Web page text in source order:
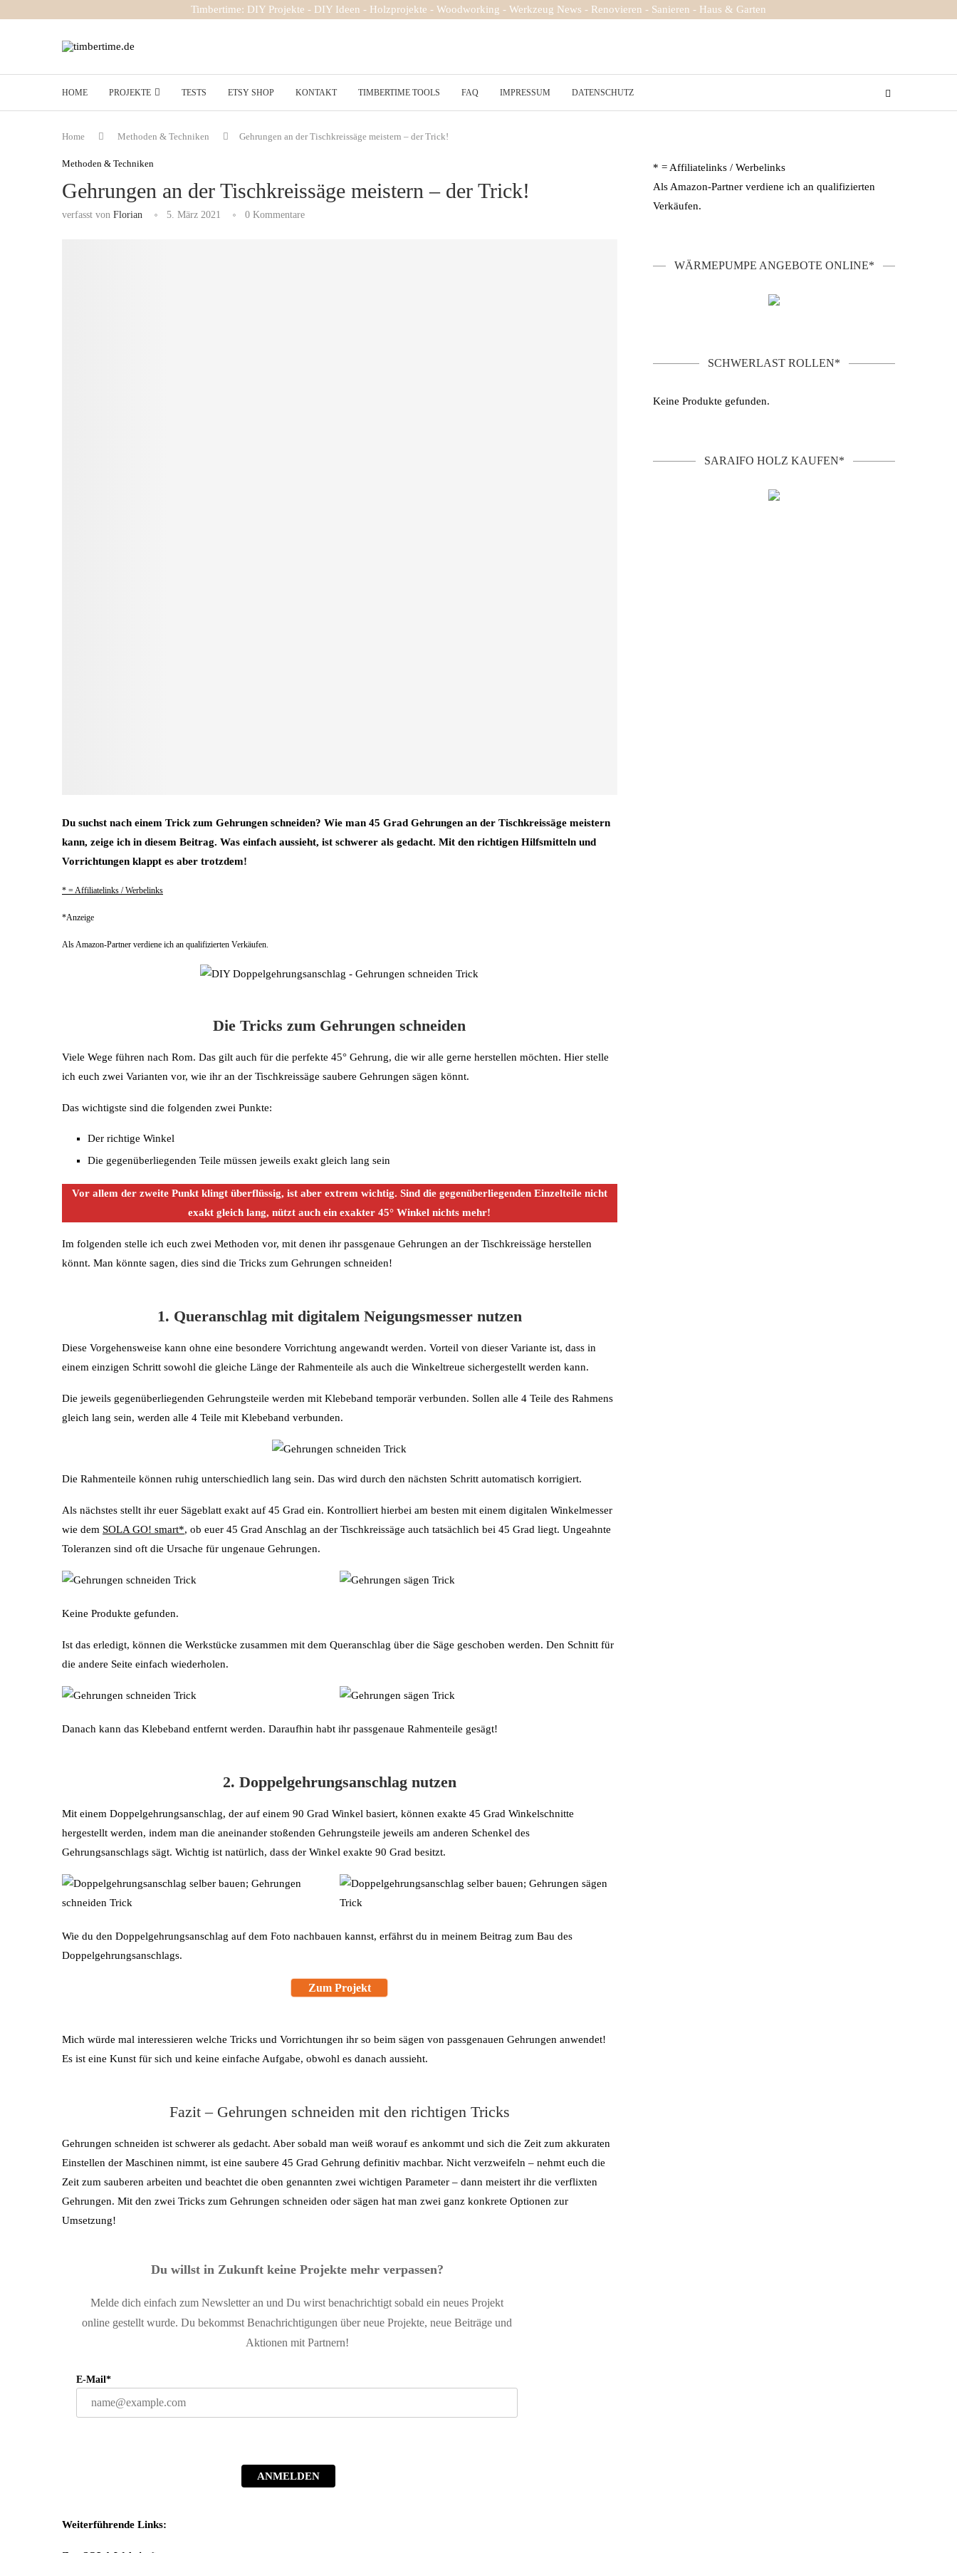
Timbertime: DIY Projekte - DIY Ideen - Holzprojekte - Woodworking - Werkzeug News - Renovieren - Sanieren - Haus & Garten
HOME PROJEKTE TESTS ETSY SHOP KONTAKT TIMBERTIME TOOLS FAQ IMPRESSUM DATENSCHUTZ
Home Methoden & Techniken Gehrungen an der Tischkreissäge meistern – der Trick!
Methoden & Techniken
Gehrungen an der Tischkreissäge meistern – der Trick!
verfasst von Florian 5. März 2021 0 Kommentare
Du suchst nach einem Trick zum Gehrungen schneiden? Wie man 45 Grad Gehrungen an der Tischkreissäge meistern
kann, zeige ich in diesem Beitrag. Was einfach aussieht, ist schwerer als gedacht. Mit den richtigen Hilfsmitteln und
Vorrichtungen klappt es aber trotzdem!
* = Affiliatelinks / Werbelinks
*Anzeige
Als Amazon-Partner verdiene ich an qualifizierten Verkäufen.
Die Tricks zum Gehrungen schneiden
Viele Wege führen nach Rom. Das gilt auch für die perfekte 45° Gehrung, die wir alle gerne herstellen möchten. Hier stelle
ich euch zwei Varianten vor, wie ihr an der Tischkreissäge saubere Gehrungen sägen könnt.
Das wichtigste sind die folgenden zwei Punkte:
Der richtige Winkel
Die gegenüberliegenden Teile müssen jeweils exakt gleich lang sein
Vor allem der zweite Punkt klingt überflüssig, ist aber extrem wichtig. Sind die gegenüberliegenden Einzelteile nicht
exakt gleich lang, nützt auch ein exakter 45° Winkel nichts mehr!
Im folgenden stelle ich euch zwei Methoden vor, mit denen ihr passgenaue Gehrungen an der Tischkreissäge herstellen
könnt. Man könnte sagen, dies sind die Tricks zum Gehrungen schneiden!
1. Queranschlag mit digitalem Neigungsmesser nutzen
Diese Vorgehensweise kann ohne eine besondere Vorrichtung angewandt werden. Vorteil von dieser Variante ist, dass in
einem einzigen Schritt sowohl die gleiche Länge der Rahmenteile als auch die Winkeltreue sichergestellt werden kann.
Die jeweils gegenüberliegenden Gehrungsteile werden mit Klebeband temporär verbunden. Sollen alle 4 Teile des Rahmens
gleich lang sein, werden alle 4 Teile mit Klebeband verbunden.
Die Rahmenteile können ruhig unterschiedlich lang sein. Das wird durch den nächsten Schritt automatisch korrigiert.
Als nächstes stellt ihr euer Sägeblatt exakt auf 45 Grad ein. Kontrolliert hierbei am besten mit einem digitalen Winkelmesser
wie dem SOLA GO! smart*, ob euer 45 Grad Anschlag an der Tischkreissäge auch tatsächlich bei 45 Grad liegt. Ungeahnte
Toleranzen sind oft die Ursache für ungenaue Gehrungen.
Keine Produkte gefunden.
Ist das erledigt, können die Werkstücke zusammen mit dem Queranschlag über die Säge geschoben werden. Den Schnitt für
die andere Seite einfach wiederholen.
Danach kann das Klebeband entfernt werden. Daraufhin habt ihr passgenaue Rahmenteile gesägt!
2. Doppelgehrungsanschlag nutzen
Mit einem Doppelgehrungsanschlag, der auf einem 90 Grad Winkel basiert, können exakte 45 Grad Winkelschnitte
hergestellt werden, indem man die aneinander stoßenden Gehrungsteile jeweils am anderen Schenkel des
Gehrungsanschlags sägt. Wichtig ist natürlich, dass der Winkel exakte 90 Grad besitzt.
Wie du den Doppelgehrungsanschlag auf dem Foto nachbauen kannst, erfährst du in meinem Beitrag zum Bau des
Doppelgehrungsanschlags.
Zum Projekt
Mich würde mal interessieren welche Tricks und Vorrichtungen ihr so beim sägen von passgenauen Gehrungen anwendet!
Es ist eine Kunst für sich und keine einfache Aufgabe, obwohl es danach aussieht.
Fazit – Gehrungen schneiden mit den richtigen Tricks
Gehrungen schneiden ist schwerer als gedacht. Aber sobald man weiß worauf es ankommt und sich die Zeit zum akkuraten
Einstellen der Maschinen nimmt, ist eine saubere 45 Grad Gehrung definitiv machbar. Nicht verzweifeln – nehmt euch die
Zeit zum sauberen arbeiten und beachtet die oben genannten zwei wichtigen Parameter – dann meistert ihr die verflixten
Gehrungen. Mit den zwei Tricks zum Gehrungen schneiden oder sägen hat man zwei ganz konkrete Optionen zur
Umsetzung!
Du willst in Zukunft keine Projekte mehr verpassen?
Melde dich einfach zum Newsletter an und Du wirst benachrichtigt sobald ein neues Projekt
online gestellt wurde. Du bekommst Benachrichtigungen über neue Projekte, neue Beiträge und
Aktionen mit Partnern!
E-Mail*
ANMELDEN
Weiterführende Links:
* = Affiliatelinks / Werbelinks
Als Amazon-Partner verdiene ich an qualifizierten
Verkäufen.
WÄRMEPUMPE ANGEBOTE ONLINE*
SCHWERLAST ROLLEN*
Keine Produkte gefunden.
SARAIFO HOLZ KAUFEN*